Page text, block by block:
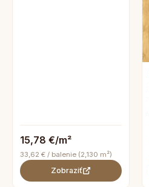
15,78 €/m²
33,62 € / balenie (2,130 m²)
Zobraziť